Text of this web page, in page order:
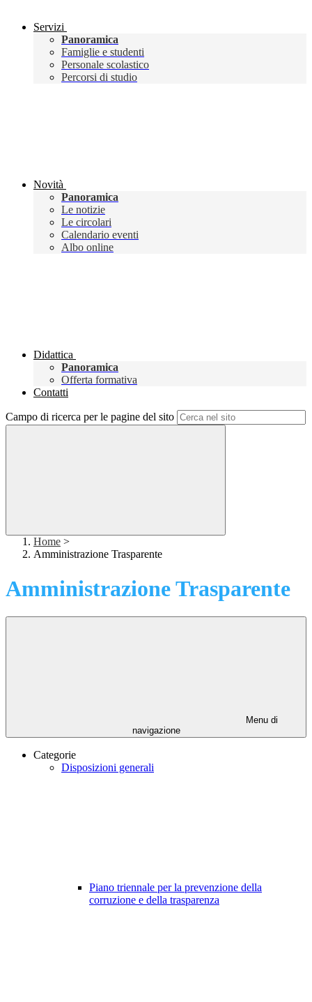
Servizi
Panoramica
Famiglie e studenti
Personale scolastico
Percorsi di studio
Novità
Panoramica
Le notizie
Le circolari
Calendario eventi
Albo online
Didattica
Panoramica
Offerta formativa
Contatti
Campo di ricerca per le pagine del sito
Home >
Amministrazione Trasparente
Amministrazione Trasparente
Menu di
navigazione
Categorie
Disposizioni generali
Piano triennale per la prevenzione della
corruzione e della trasparenza